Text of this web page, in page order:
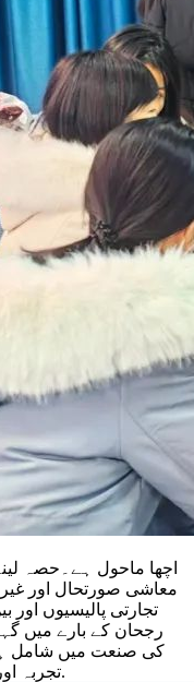
اچھا ماحول ہے۔حصہ
معاشی صورتحال اور
تجارتی پالیسیوں
رجحان کے بارے میں
کی صنعت میں شامل
تجربہ اور طریقے سیکھے۔ مستقبل میں مارکیٹوں.